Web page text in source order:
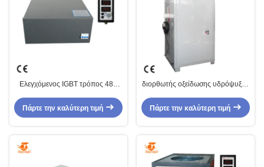
Ελεγχόμενος IGBT τρόπος 48V
παροχής ηλεκτρικού ρεύματος
οξείδωσης
Πάρτε την καλύτερη τιμή
διορθωτής οξείδωσης υδρόψυξης
ρεύματος υποβολής σε ανοδική
οξείδωση αργιλίου
Πάρτε την καλύτερη τιμή